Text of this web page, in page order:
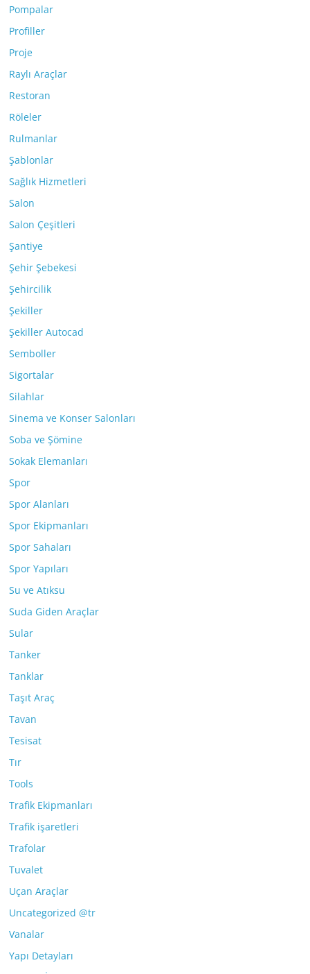
Pompalar
Profiller
Proje
Raylı Araçlar
Restoran
Röleler
Rulmanlar
Şablonlar
Sağlık Hizmetleri
Salon
Salon Çeşitleri
Şantiye
Şehir Şebekesi
Şehircilik
Şekiller
Şekiller Autocad
Semboller
Sigortalar
Silahlar
Sinema ve Konser Salonları
Soba ve Şömine
Sokak Elemanları
Spor
Spor Alanları
Spor Ekipmanları
Spor Sahaları
Spor Yapıları
Su ve Atıksu
Suda Giden Araçlar
Sular
Tanker
Tanklar
Taşıt Araç
Tavan
Tesisat
Tır
Tools
Trafik Ekipmanları
Trafik işaretleri
Trafolar
Tuvalet
Uçan Araçlar
Uncategorized @tr
Vanalar
Yapı Detayları